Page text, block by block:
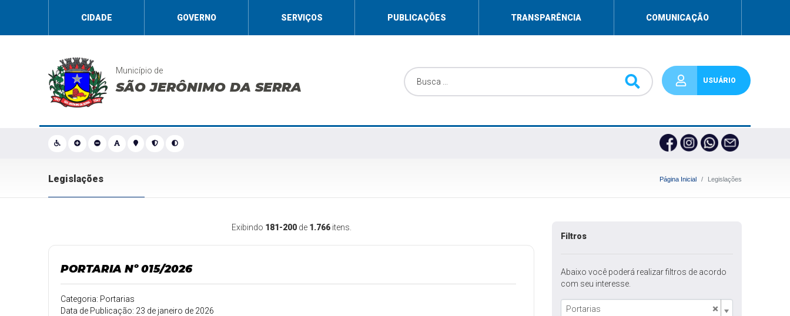
CIDADE GOVERNO SERVIÇOS PUBLICAÇÕES TRANSPARÊNCIA COMUNICAÇÃO
Município de
SÃO JERÔNIMO DA SERRA USUÁRIO
Legislações Página Inicial Legislações
Exibindo 181-200de 1.766itens.
PORTARIA Nº 015/2026
Categoria: Portarias
Data de Publicação: 23 de janeiro de 2026
Filtros
Abaixo você poderá realizar filtros de acordo
com seu interesse.
×
Portarias